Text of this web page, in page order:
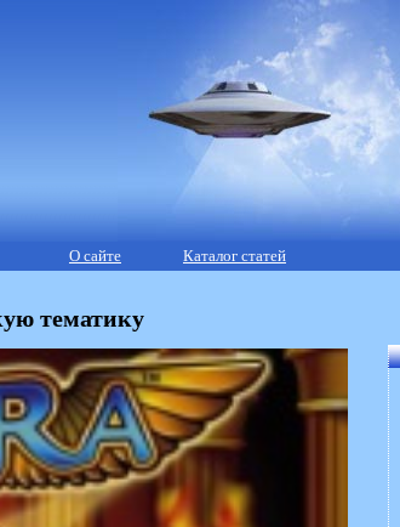
О сайте Каталог статей
тематику